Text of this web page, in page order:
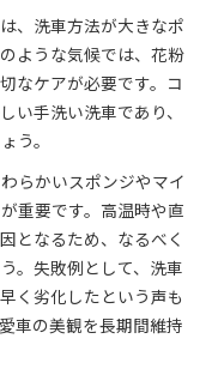
、洗車方法が大きなポ
ような気候では、花粉
なケアが必要です。コ
い手洗い洗車であり、
う。
らかいスポンジやマイ
重要です。高温時や直
となるため、なるべく
。失敗例として、洗車
く劣化したという声も
車の美観を長期間維持